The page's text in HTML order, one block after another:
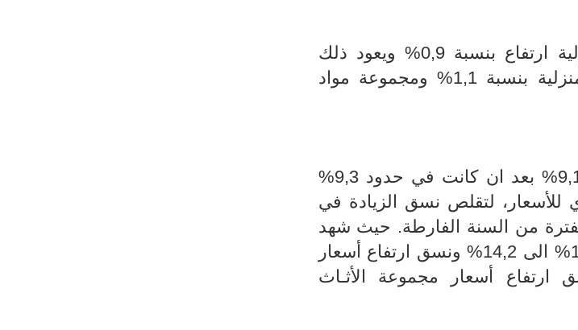
ارتفاع بنسبة 0,9% ويعود ذلك
بالأساس الى ارتفاع أسعار مجموعة التجهيزات الكهرو منزلية بنسبة 1,1% ومجموعة مواد
بعد ان كانت في حدود 9,3%
للأسعار، لتقلص نسق الزيادة في
2023 بالمقارنة بنفس الفترة من السنة الفارطة. حيث شهد
نسق ارتفاع أسعار مجموعة المواد الغذائية تراجعا من 15,2% الى 14,2% ونسق ارتفاع أسعار
أسعار مجموعة الأثـاث